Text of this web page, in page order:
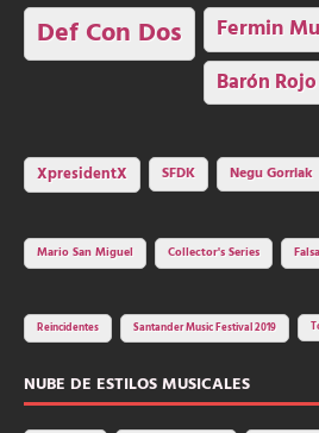
Def Con Dos Fermin
Barón Rojo
XpresidentX SFDK Negu Gorriak
Mario San Miguel
Collector's Series
Reincidentes Santander Music Festival 2019
NUBE DE ESTILOS MUSICALES